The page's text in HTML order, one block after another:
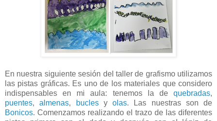
En nuestra siguiente sesión del taller de grafismo utilizamos
las pistas gráficas. Es uno de los materiales que considero
indispensables en mi aula: tenemos la de quebradas,
puentes,almenas, buclesy olas. Las nuestras son de
Bonicos. Comenzamos realizando el trazo de las diferentes